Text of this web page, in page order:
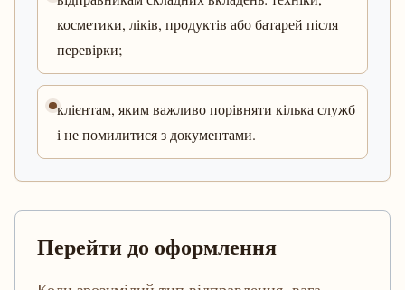
косметики, ліків, продуктів або батарей після
перевірки;
клієнтам, яким важливо порівняти кілька служб
і не помилитися з документами.
Перейти до оформлення